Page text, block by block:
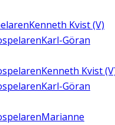
Kenneth Kvist (V)
Karl-Göran
Kenneth Kvist
Karl-Göran
Marianne